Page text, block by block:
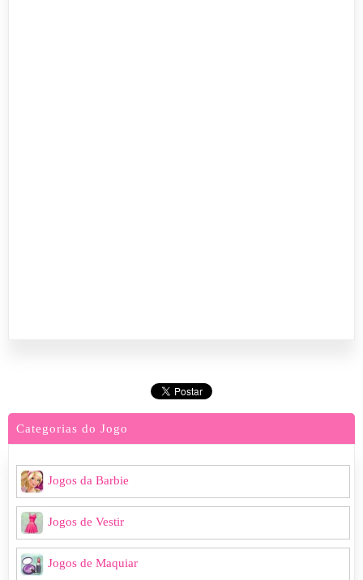
Categorias do Jogo
Jogos da Barbie
Jogos de Vestir
Jogos de Maquiar